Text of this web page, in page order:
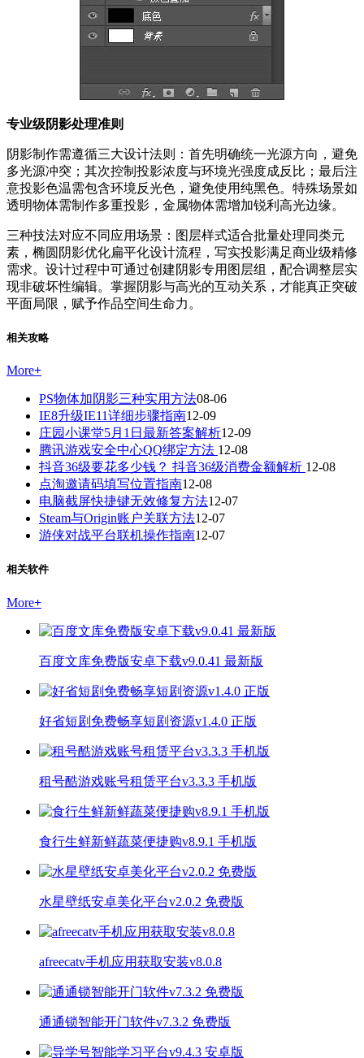
专业级阴影处理准则
阴影制作需遵循三大设计法则：首先明确统一光源方向，避免
多光源冲突；其次控制投影浓度与环境光强度成反比；最后注
意投影色温需包含环境反光色，避免使用纯黑色。特殊场景如
透明物体需制作多重投影，金属物体需增加锐利高光边缘。
三种技法对应不同应用场景：图层样式适合批量处理同类元
素，椭圆阴影优化扁平化设计流程，写实投影满足商业级精修
需求。设计过程中可通过创建阴影专用图层组，配合调整层实
现非破坏性编辑。掌握阴影与高光的互动关系，才能真正突破
平面局限，赋予作品空间生命力。
相关攻略
More+
PS物体加阴影三种实用方法08-06
IE8升级IE11详细步骤指南12-09
庄园小课堂5月1日最新答案解析12-09
腾讯游戏安全中心QQ绑定方法 12-08
抖音36级要花多少钱？ 抖音36级消费金额解析 12-08
点淘邀请码填写位置指南12-08
电脑截屏快捷键无效修复方法12-07
Steam与Origin账户关联方法12-07
游侠对战平台联机操作指南12-07
相关软件
More+
百度文库免费版安卓下载v9.0.41 最新版
好省短剧免费畅享短剧资源v1.4.0 正版
租号酷游戏账号租赁平台v3.3.3 手机版
食行生鲜新鲜蔬菜便捷购v8.9.1 手机版
水星壁纸安卓美化平台v2.0.2 免费版
afreecatv手机应用获取安装v8.0.8
通通锁智能开门软件v7.3.2 免费版